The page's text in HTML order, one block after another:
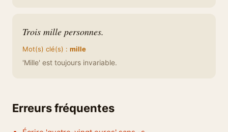
Trois mille personnes.
Mot(s) clé(s) : mille
'Mille' est toujours invariable.
Erreurs fréquentes